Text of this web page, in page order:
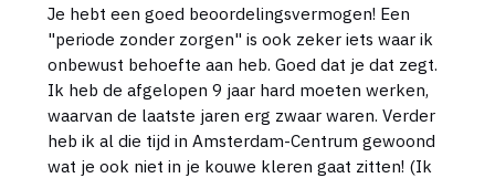
Je hebt een goed beoordelingsvermogen! Een
"periode zonder zorgen" is ook zeker iets waar ik
onbewust behoefte aan heb. Goed dat je dat zegt.
Ik heb de afgelopen 9 jaar hard moeten werken,
waarvan de laatste jaren erg zwaar waren. Verder
heb ik al die tijd in Amsterdam-Centrum gewoond
wat je ook niet in je kouwe kleren gaat zitten! (Ik